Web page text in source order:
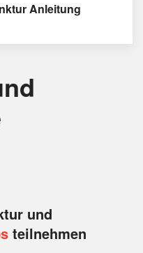
Anleitung
und
teilnehmen